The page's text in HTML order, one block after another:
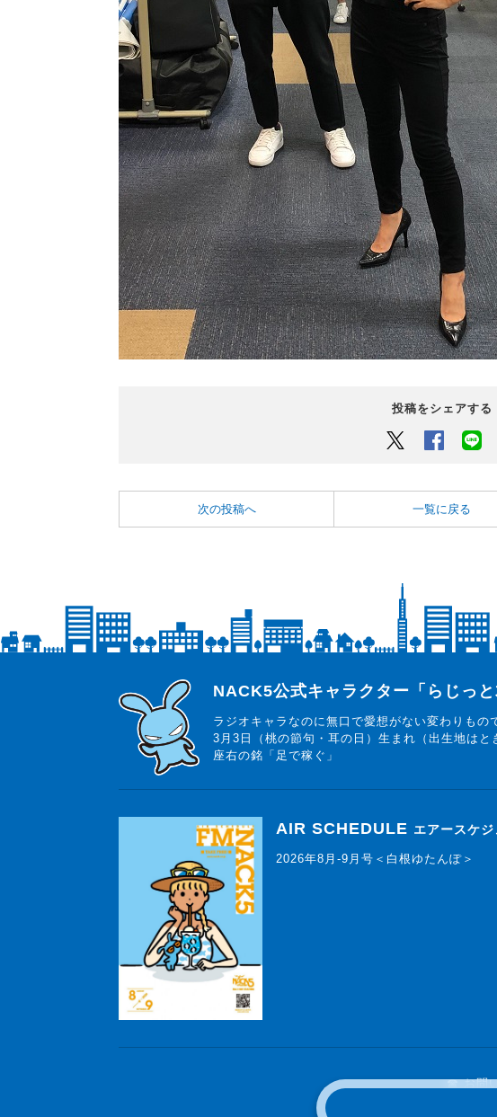
投稿をシェアする
Twitter Facebook
次の投稿へ 一覧に戻る
らじっと君
NACK5公式キャラクター「らじっと
ラジオキャラなのに無口で愛想がない変わりもの
3月3日（桃の節句・耳の日）生まれ（出生地はと
座右の銘「足で稼ぐ」
AIR SCHEDULE エアースケ
2026年8月-9月号＜白根ゆたんぽ＞
☎ お問